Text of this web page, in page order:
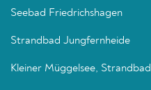
Seebad Friedrichshagen
Strandbad Jungfernheide
Kleiner Müggelsee, Strandbad